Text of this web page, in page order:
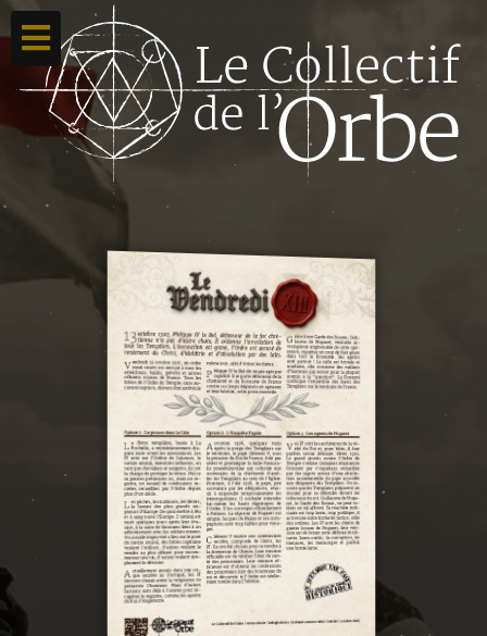
Accueil
Ton compte
Qui sommes nous ?